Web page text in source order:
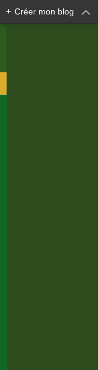
+ Créer mon blog